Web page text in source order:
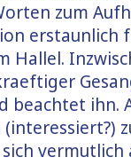
zum
erstaunlich
Hallel.
beachtet